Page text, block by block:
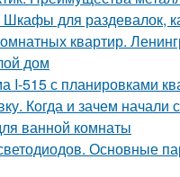
для раздевалок,
квартир.
дом
I-515 с планировками
Когда и зачем начали
ванной комнаты
Основные